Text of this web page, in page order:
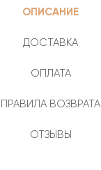
ОПИСАНИЕ
ДОСТАВКА
ОПЛАТА
ПРАВИЛА ВОЗВРАТА
ОТЗЫВЫ